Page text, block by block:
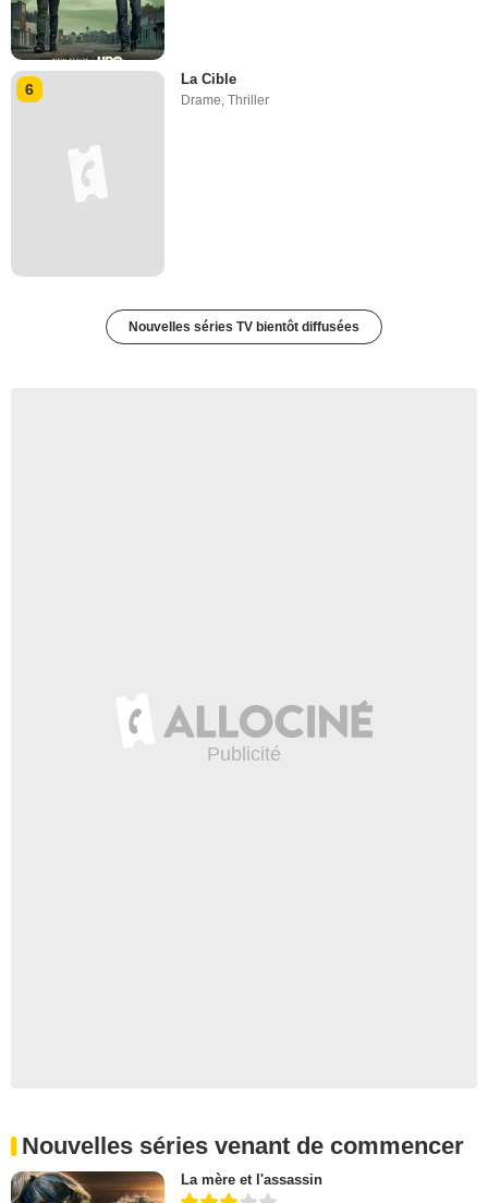
6
La Cible
Drame,Thriller
Nouvelles séries TV bientôt diffusées
Nouvelles séries venant de commencer
La mère et l'assassin